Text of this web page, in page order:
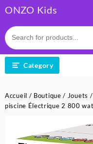
to
content
ONZO Kids
Category
Accueil / Boutique / Jouets /
piscine Électrique 2 800